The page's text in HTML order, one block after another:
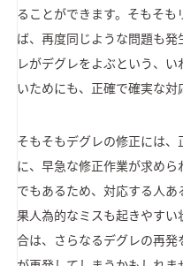
ることができます。そもそ
ば、再度同じような問題も
レがデグレをよぶという、
いためにも、正確で確実な対
そもそもデグレの修正には
に、早急な修正作業が求め
でもあるため、対応する人
果人為的なミスも起きやす
合は、さらなるデグレの再